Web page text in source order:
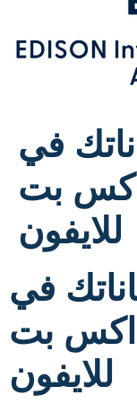
في
بت
للايفون
في
اكس بت
للايفون